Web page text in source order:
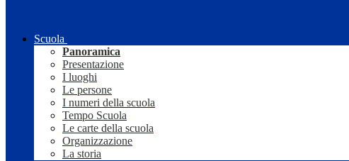
Scuola
Panoramica
Presentazione
I luoghi
Le persone
I numeri della scuola
Tempo Scuola
Le carte della scuola
Organizzazione
La storia